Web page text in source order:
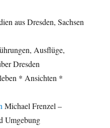
aus Dresden, Sachsen
Ausflüge,
Dresden
* Ansichten *
Michael Frenzel –
Umgebung